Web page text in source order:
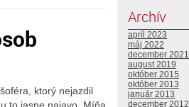
ktorý nejazdil
to jasne najavo. Míňa
Archív
apríl 2023
máj 2022
december 2021
august 2019
október 2015
október 2013
január 2013
december 2012